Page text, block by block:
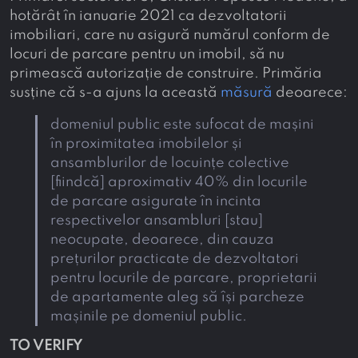
hotărât în ianuarie 2021 ca dezvoltatorii
imobiliari, care nu asigură numărul conform de
locuri de parcare pentru un imobil, să nu
primească autorizație de construire. Primăria
susține că s-a ajuns la această măsură deoarece:
domeniul public este sufocat de mașini
în proximitatea imobilelor și
ansamblurilor de locuințe colective
[fiindcă] aproximativ 40% din locurile
de parcare asigurate în incinta
respectivelor ansambluri [stau]
neocupate, deoarece, din cauza
prețurilor practicate de dezvoltatori
pentru locurile de parcare, proprietarii
de apartamente aleg să își parcheze
mașinile pe domeniul public.
TO VERIFY